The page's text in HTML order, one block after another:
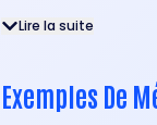
Lire la suite
Exemples De